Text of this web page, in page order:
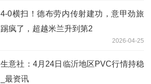
4-0横扫！德布劳内传射建功，意甲劲旅
踢疯了，超越米兰升到第2
2026-04-25
生意社：4月24日临沂地区PVC行情持稳
_最资讯